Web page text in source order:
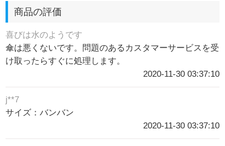
商品の評価
喜びは水のようです
傘は悪くないです。問題のあるカスタマーサービスを受
け取ったらすぐに処理します。
2020-11-30 03:37:10
j**7
サイズ：バンバン
2020-11-30 03:37:10